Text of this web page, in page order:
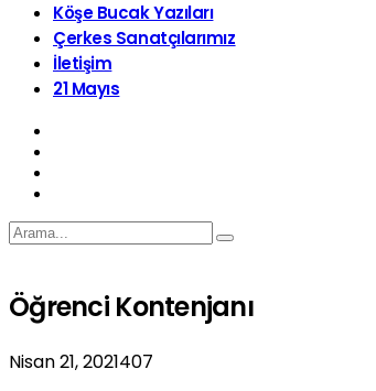
Köşe Bucak Yazıları
Çerkes Sanatçılarımız
İletişim
21 Mayıs
Öğrenci Kontenjanı
Nisan 21, 2021407